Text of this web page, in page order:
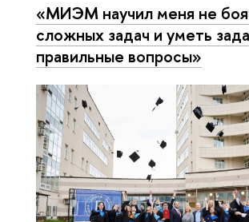
«МИЭМ научил меня не
сложных задач и уметь
правильные вопросы»